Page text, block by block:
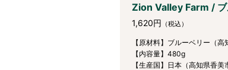
Zion Valley Farm /
1,620円 （税込）
【原材料】ブルーベリー（高
【内容量】480g
【生産国】日本（高知県香美